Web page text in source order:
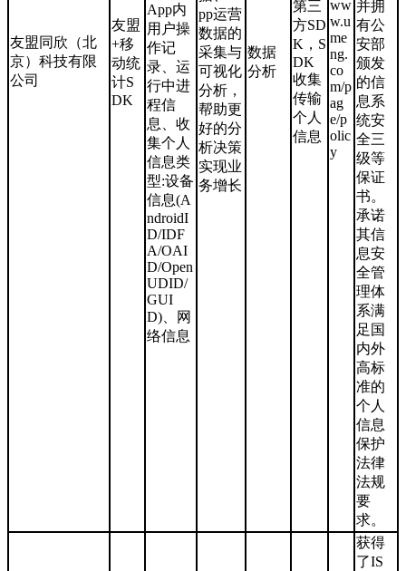
友盟同欣（北
京）科技有限
公司
友盟
+移
动统
计S
DK
App内
用户操
作记
录、运
行中进
程信
息、收
集个人
信息类
型:设备
信息(A
ndroidI
D/IDF
A/OAI
D/Open
UDID/
GUI
D)、网
络信息
pp运营
数据的
采集与
可视化
分析，
帮助更
好的分
析决策
实现业
务增长
数据
分析
第三
方SD
K，S
DK
收集
传输
个人
信息
ww
w.u
me
ng.
co
m/p
ag
e/p
olic
y
并拥
有公
安部
颁发
的信
息系
统安
全三
级等
保证
书。
承诺
其信
息安
全管
理体
系满
足国
内外
高标
准的
个人
信息
保护
法律
法规
要
求。
获得
了IS